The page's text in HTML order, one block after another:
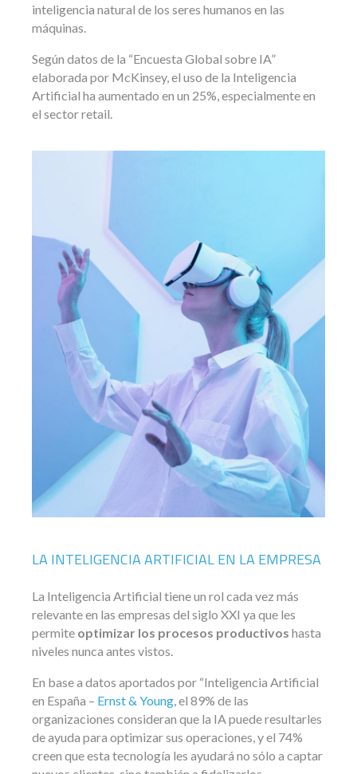
inteligencia natural de los seres humanos en las
máquinas.
Según datos de la “Encuesta Global sobre IA”
elaborada por McKinsey, el uso de la Inteligencia
Artificial ha aumentado en un 25%, especialmente en
el sector retail.
LA INTELIGENCIA ARTIFICIAL EN LA EMPRESA
La Inteligencia Artificial tiene un rol cada vez más
relevante en las empresas del siglo XXI ya que les
permite optimizar los procesos productivos hasta
niveles nunca antes vistos.
En base a datos aportados por “Inteligencia Artificial
en España – Ernst & Young, el 89% de las
organizaciones consideran que la IA puede resultarles
de ayuda para optimizar sus operaciones, y el 74%
creen que esta tecnología les ayudará no sólo a captar